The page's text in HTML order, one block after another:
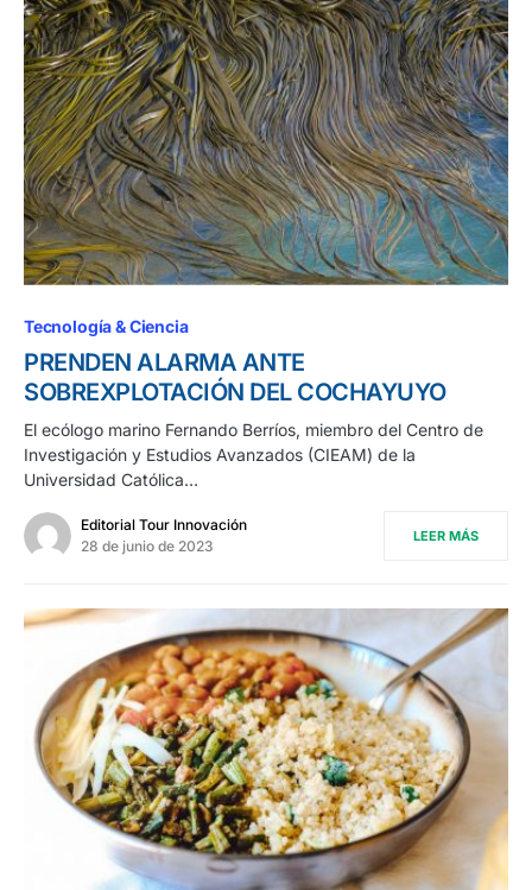
Tecnología & Ciencia
PRENDEN ALARMA ANTE
SOBREXPLOTACIÓN DEL COCHAYUYO
El ecólogo marino Fernando Berríos, miembro del Centro de
Investigación y Estudios Avanzados (CIEAM) de la
Universidad Católica…
Editorial Tour Innovación
28 de junio de 2023
LEER MÁS